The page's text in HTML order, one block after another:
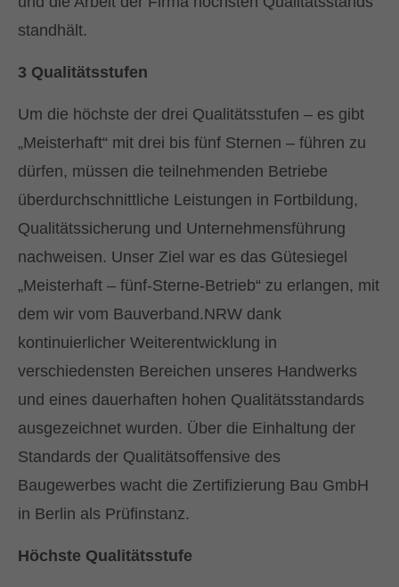
Termin!
Kontaktaufnahme - unser freundliches
und erfahrenes Team berät Sie
ausführlich zu Flachdachsanierung,
Dacheindeckung, Flüssigkunststoff,
Photovoltaik etc. und stellt Ihnen ein
unverbindliches Angebot zusammen.
TELEFONNUMMER
02382 / 91 72 - 0
ÖFFNUNGSZEITEN
Mo-Fr: 08:30 Uhr - 17:00 Uhr
E-MAIL ADRESSE
standhält.
3 Qualitätsstufen
Um die höchste der drei Qualitätsstufen – es gibt
„Meisterhaft“ mit drei bis fünf Sternen – führen zu
dürfen, müssen die teilnehmenden Betriebe
überdurchschnittliche Leistungen in Fortbildung,
Qualitätssicherung und Unternehmensführung
nachweisen. Unser Ziel war es das Gütesiegel
„Meisterhaft – fünf-Sterne-Betrieb“ zu erlangen, mit
dem wir vom Bauverband.NRW dank
kontinuierlicher Weiterentwicklung in
verschiedensten Bereichen unseres Handwerks
und eines dauerhaften hohen Qualitätsstandards
ausgezeichnet wurden. Über die Einhaltung der
Standards der Qualitätsoffensive des
Baugewerbes wacht die Zertifizierung Bau GmbH
in Berlin als Prüfinstanz.
Höchste Qualitätsstufe